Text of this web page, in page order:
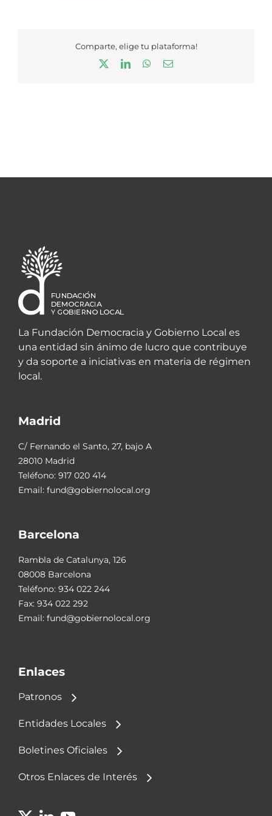
Comparte, elige tu plataforma!
LinkedInWhatsApp
Correo
La Fundación Democracia y Gobierno Local es
una entidad sin ánimo de lucro que contribuye
y da soporte a iniciativas en materia de régimen
local.
Madrid
C/ Fernando el Santo, 27, bajo A
28010 Madrid
Teléfono: 917 020 414
Email: fund@gobiernolocal.org
Barcelona
Rambla de Catalunya, 126
08008 Barcelona
Teléfono: 934 022 244
Fax: 934 022 292
Email: fund@gobiernolocal.org
Enlaces
Patronos
Entidades Locales
Boletines Oficiales
Otros Enlaces de Interés